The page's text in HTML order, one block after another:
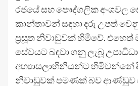
රජයේ සහ පෞද්ගලික අංශවල
කාන්තාවන් සඳහා දරු උපත්
ප්‍රසූත නිවාඩුවක් හිමිවේ. එහෙත්
සේවයට බඳවා ගනු ලැබූ
අභ්‍යාසලාභිනියන්ට හිමිවන්නේ
නිවාඩුවක් පමණක් බව ආණ්ඩුව